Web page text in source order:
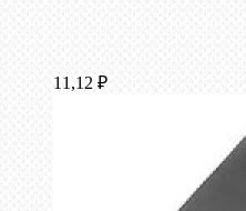
11,12 ₽